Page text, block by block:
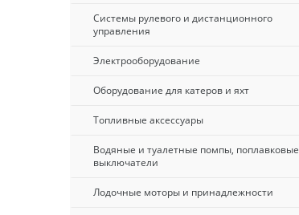
Системы рулевого и дистанционного
управления
Электрооборудование
Оборудование для катеров и яхт
Топливные аксессуары
Водяные и туалетные помпы, поплавковые
выключатели
Лодочные моторы и принадлежности